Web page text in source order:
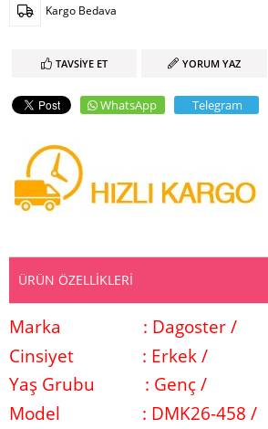
Kargo Bedava
TAVSIYE ET YORUM YAZ
WhatsApp Telegram
ÜRÜN ÖZELLIKLERI
Marka
: Dagoster /
Cinsiyet
: Erkek /
Yaş Grubu
: Genç /
Model
: DMK26-458 /